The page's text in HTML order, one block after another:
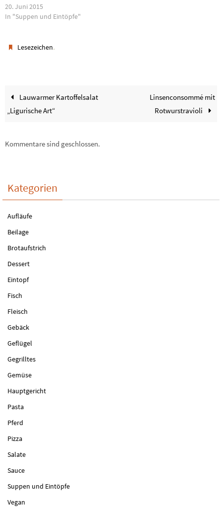
20. Juni 2015
In "Suppen und Eintöpfe"
Lesezeichen.
Lauwarmer Kartoffelsalat
„Ligurische Art“
Linsenconsommé mit
Rotwurstravioli
Kommentare sind geschlossen.
Kategorien
Aufläufe
Beilage
Brotaufstrich
Dessert
Eintopf
Fisch
Fleisch
Gebäck
Geflügel
Gegrilltes
Gemüse
Hauptgericht
Pasta
Pferd
Pizza
Salate
Sauce
Suppen und Eintöpfe
Vegan